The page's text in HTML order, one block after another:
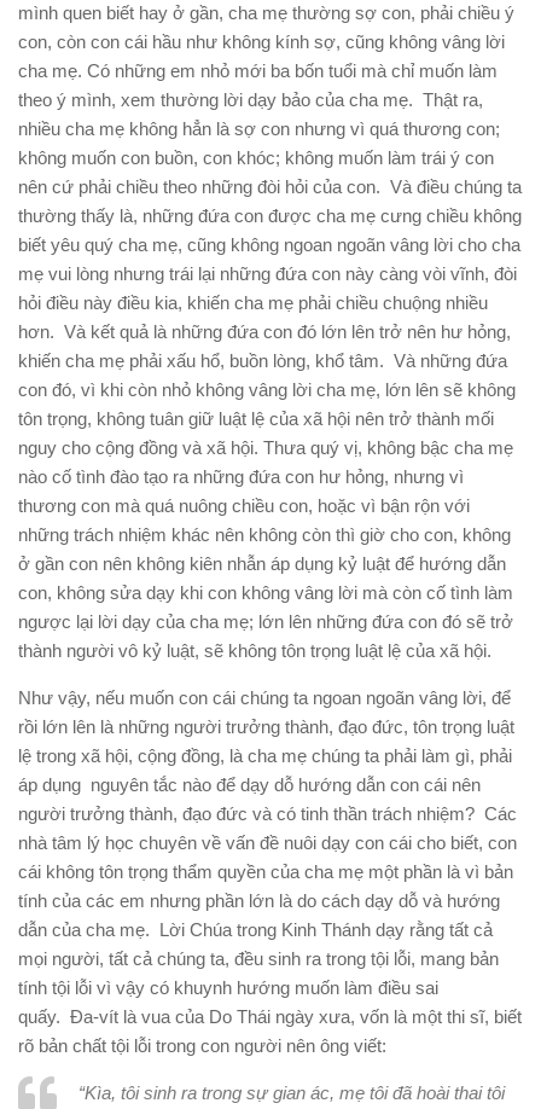
mình quen biết hay ở gần, cha mẹ thường sợ con, phải chiều ý
con, còn con cái hầu như không kính sợ, cũng không vâng lời
cha mẹ. Có những em nhỏ mới ba bốn tuổi mà chỉ muốn làm
theo ý mình, xem thường lời dạy bảo của cha mẹ. Thật ra,
nhiều cha mẹ không hẳn là sợ con nhưng vì quá thương con;
không muốn con buồn, con khóc; không muốn làm trái ý con
nên cứ phải chiều theo những đòi hỏi của con. Và điều chúng ta
thường thấy là, những đứa con được cha mẹ cưng chiều không
biết yêu quý cha mẹ, cũng không ngoan ngoãn vâng lời cho cha
mẹ vui lòng nhưng trái lại những đứa con này càng vòi vĩnh, đòi
hỏi điều này điều kia, khiến cha mẹ phải chiều chuộng nhiều
hơn. Và kết quả là những đứa con đó lớn lên trở nên hư hỏng,
khiến cha mẹ phải xấu hổ, buồn lòng, khổ tâm. Và những đứa
con đó, vì khi còn nhỏ không vâng lời cha mẹ, lớn lên sẽ không
tôn trọng, không tuân giữ luật lệ của xã hội nên trở thành mối
nguy cho cộng đồng và xã hội. Thưa quý vị, không bậc cha mẹ
nào cố tình đào tạo ra những đứa con hư hỏng, nhưng vì
thương con mà quá nuông chiều con, hoặc vì bận rộn với
những trách nhiệm khác nên không còn thì giờ cho con, không
ở gần con nên không kiên nhẫn áp dụng kỷ luật để hướng dẫn
con, không sửa dạy khi con không vâng lời mà còn cố tình làm
ngược lại lời dạy của cha mẹ; lớn lên những đứa con đó sẽ trở
thành người vô kỷ luật, sẽ không tôn trọng luật lệ của xã hội.
Như vậy, nếu muốn con cái chúng ta ngoan ngoãn vâng lời, để
rồi lớn lên là những người trưởng thành, đạo đức, tôn trọng luật
lệ trong xã hội, cộng đồng, là cha mẹ chúng ta phải làm gì, phải
áp dụng nguyên tắc nào để dạy dỗ hướng dẫn con cái nên
người trưởng thành, đạo đức và có tinh thần trách nhiệm? Các
nhà tâm lý học chuyên về vấn đề nuôi dạy con cái cho biết, con
cái không tôn trọng thẩm quyền của cha mẹ một phần là vì bản
tính của các em nhưng phần lớn là do cách dạy dỗ và hướng
dẫn của cha mẹ. Lời Chúa trong Kinh Thánh dạy rằng tất cả
mọi người, tất cả chúng ta, đều sinh ra trong tội lỗi, mang bản
tính tội lỗi vì vậy có khuynh hướng muốn làm điều sai
quấy. Đa-vít là vua của Do Thái ngày xưa, vốn là một thi sĩ, biết
rõ bản chất tội lỗi trong con người nên ông viết:
“Kìa, tôi sinh ra trong sự gian ác, mẹ tôi đã hoài thai tôi